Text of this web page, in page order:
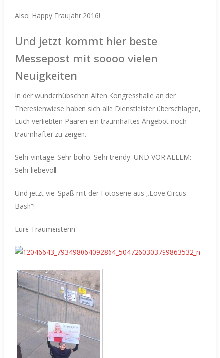
Also: Happy Traujahr 2016!
Und jetzt kommt hier beste
Messepost mit soooo vielen
Neuigkeiten
In der wunderhübschen Alten Kongresshalle an der
Theresienwiese haben sich alle Dienstleister überschlagen,
Euch verliebten Paaren ein traumhaftes Angebot noch
traumhafter zu zeigen.
Sehr vintage. Sehr boho. Sehr trendy. UND VOR ALLEM:
Sehr liebevoll.
Und jetzt viel Spaß mit der Fotoserie aus „Love Circus
Bash“!
Eure Traumeisterin